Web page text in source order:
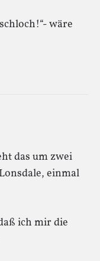
wäre
das um zwei
einmal
ich mir die